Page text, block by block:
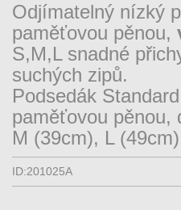
Odjímatelný nízký
paměťovou pěnou,
S,M,L snadné
suchých zipů.
Podsedák
paměťovou pěnou,
M (39cm), L (49cm)
ID:201025A